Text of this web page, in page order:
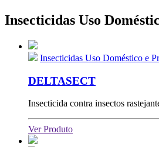
Insecticidas Uso
Insecticidas Uso Doméstico e
DELTASECT
Insecticida contra insectos
Ver Produto